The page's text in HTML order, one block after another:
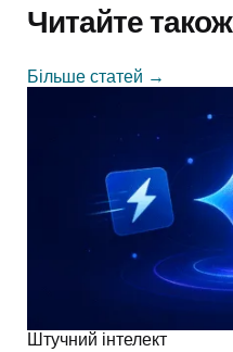
Читайте також
Більше статей →
Штучний інтелект